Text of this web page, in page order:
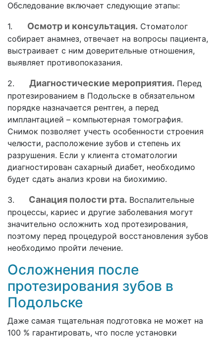
Обследование включает следующие этапы:
1. Осмотр и консультация. Стоматолог
собирает анамнез, отвечает на вопросы пациента,
выстраивает с ним доверительные отношения,
выявляет противопоказания.
2. Диагностические мероприятия. Перед
протезированием в Подольске в обязательном
порядке назначается рентген, а перед
имплантацией – компьютерная томография.
Снимок позволяет учесть особенности строения
челюсти, расположение зубов и степень их
разрушения. Если у клиента стоматологии
диагностирован сахарный диабет, необходимо
будет сдать анализ крови на биохимию.
3. Санация полости рта. Воспалительные
процессы, кариес и другие заболевания могут
значительно осложнить ход протезирования,
поэтому перед процедурой восстановления зубов
необходимо пройти лечение.
Осложнения после
протезирования зубов в
Подольске
Даже самая тщательная подготовка не может на
100 % гарантировать, что после установки